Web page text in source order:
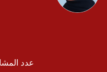
عدد